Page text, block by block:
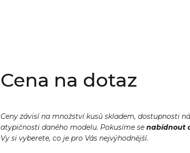
Cena na dotaz
Ceny závisí na množství kusů skladem, dostupnosti
atypičnosti daného modelu. Pokusíme senabídnout
Vy si vyberete, co je pro Vás nejvýhodnější.